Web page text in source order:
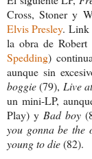
Cross, Stoner y
Elvis Presley. Link
la obra de Robert
Spedding)
aunque sin
boggie(79), Live
un mini-LP,
Play) y Bad boy
you gonna be the
young to die(82).